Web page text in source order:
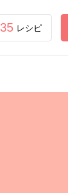
35 レシピ